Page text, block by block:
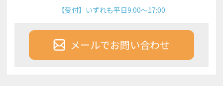
【受付】いずれも平日9:00～17:00
メールでお問い合わせ